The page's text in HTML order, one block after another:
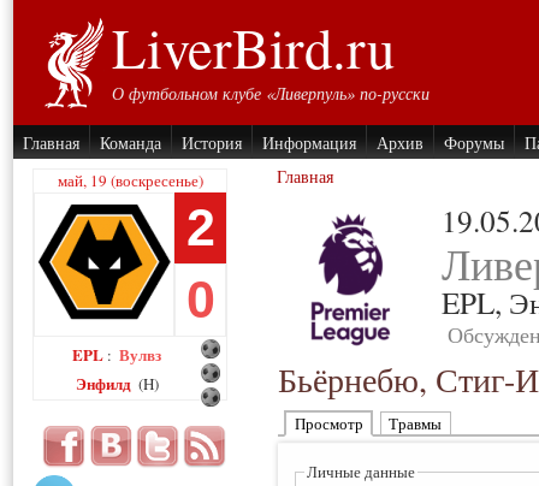
LiverBird.ru
О футбольном клубе «Ливерпуль» по-русски
Главная Команда История Информация Архив Форумы
май, 19 (воскресенье)
2
0
EPL : Вулвз
Энфилд (H)
Главная
EPL,
Бьёрнебю, Стиг-
Просмотр Травмы
Личные данные